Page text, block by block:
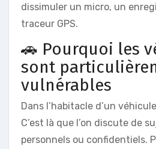
dissimuler un micro, un
traceur GPS.
🚗 Pourquoi les
sont
vulnérables
Dans l’habitacle d’un
C’est là que l’on discute de
personnels ou confidentiels.